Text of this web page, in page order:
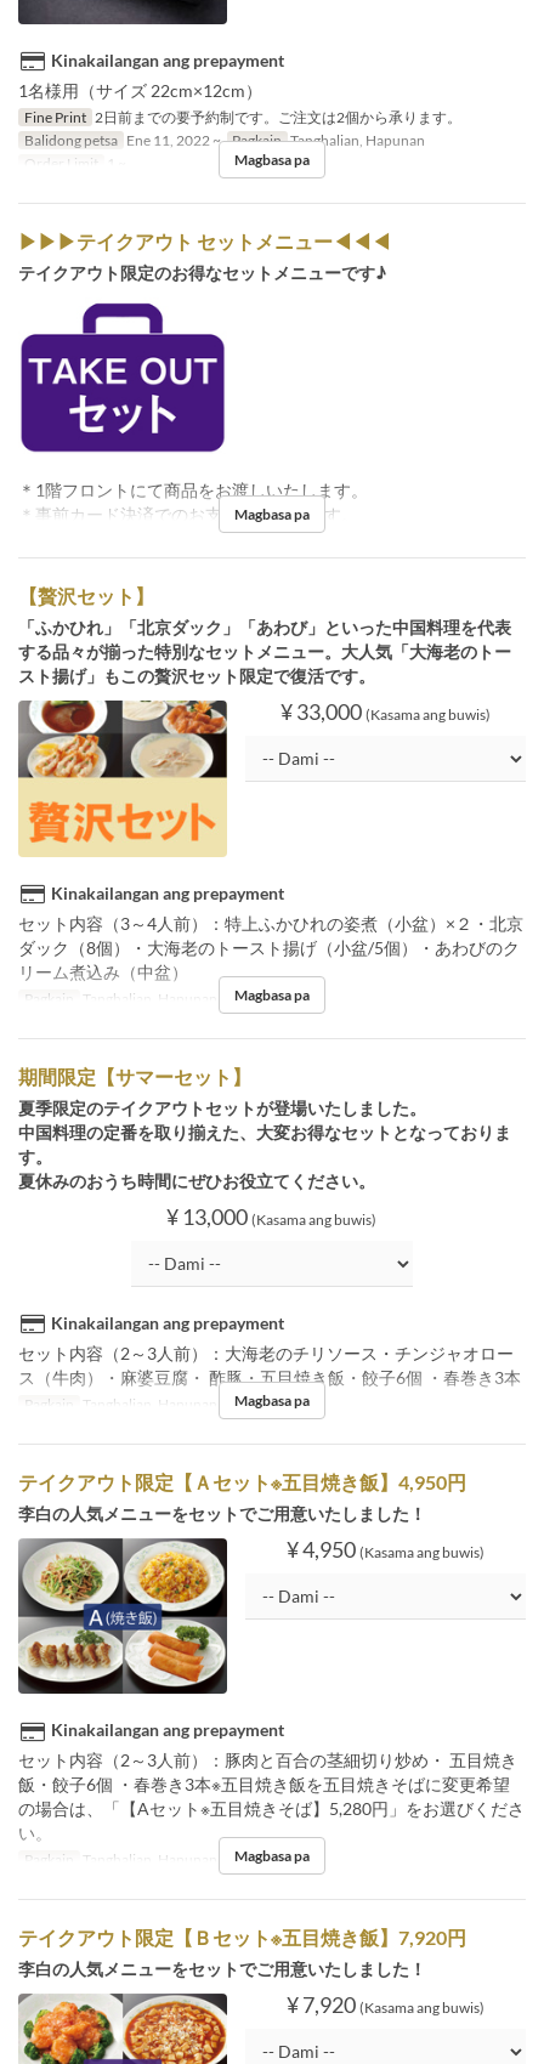
Kinakailangan ang prepayment
1名様用（サイズ 22cm×12cm）
Fine Print 2日前までの要予約制です。ご注文は2個から承ります。
Balidong petsa Ene 11, 2022 ~ Pagkain Tanghalian, Hapunan
Order Limit
1 ~ Magbasa pa
▶▶▶テイクアウト セットメニュー◀◀◀
テイクアウト限定のお得なセットメニューです♪
＊1階フロントにて商品をお渡しいたします。
＊事前カード決済でのお支払いとなります。
Magbasa pa
【贅沢セット】
「ふかひれ」「北京ダック」「あわび」といった中国料理を代表
する品々が揃った特別なセットメニュー。大人気「大海老のトー
スト揚げ」もこの贅沢セット限定で復活です。
¥ 33,000 (Kasama ang buwis)
Kinakailangan ang prepayment
セット内容（3～4人前）：特上ふかひれの姿煮（小盆）×２・北京
ダック（8個）・大海老のトースト揚げ（小盆/5個）・あわびのク
リーム煮込み（中盆）
Pagkain Tanghalian, Hapunan Magbasa pa
期間限定【サマーセット】
夏季限定のテイクアウトセットが登場いたしました。
中国料理の定番を取り揃えた、大変お得なセットとなっておりま
す。
夏休みのおうち時間にぜひお役立てください。
¥ 13,000 (Kasama ang buwis)
Kinakailangan ang prepayment
セット内容（2～3人前）：大海老のチリソース・チンジャオロー
ス（牛肉）・麻婆豆腐・ 酢豚・五目焼き飯・餃子6個 ・春巻き3本
Pagkain Tanghalian, Hapunan Magbasa pa
テイクアウト限定【Ａセット※五目焼き飯】4,950円
李白の人気メニューをセットでご用意いたしました！
¥ 4,950 (Kasama ang buwis)
Kinakailangan ang prepayment
セット内容（2～3人前）：豚肉と百合の茎細切り炒め・ 五目焼き
飯・餃子6個 ・春巻き3本※五目焼き飯を五目焼きそばに変更希望
の場合は、「【Aセット※五目焼きそば】5,280円」をお選びくださ
い。
Pagkain Tanghalian, Hapunan Magbasa pa
テイクアウト限定【Ｂセット※五目焼き飯】7,920円
李白の人気メニューをセットでご用意いたしました！
¥ 7,920 (Kasama ang buwis)